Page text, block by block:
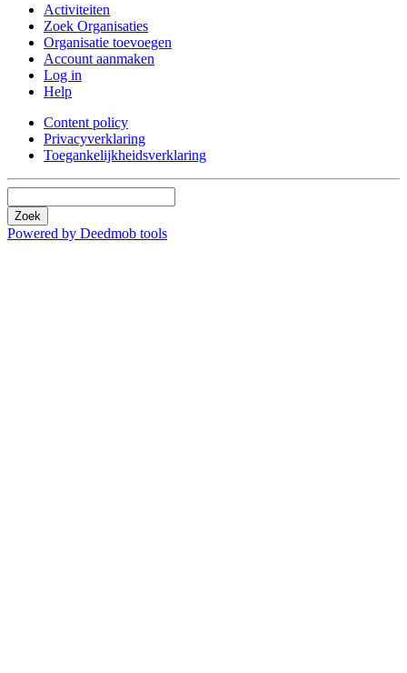
Activiteiten
Zoek Organisaties
Organisatie toevoegen
Account aanmaken
Log in
Help
Content policy
Privacyverklaring
Toegankelijkheidsverklaring
Zoek
Powered by Deedmob tools